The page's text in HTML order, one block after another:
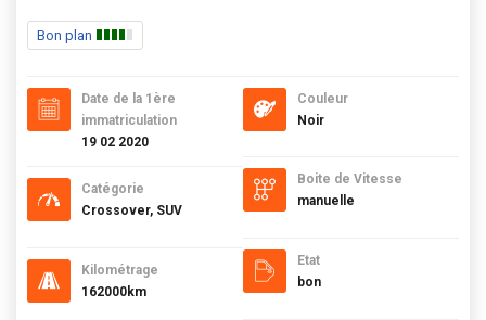
Bon plan
Date de la 1ère
immatriculation
19 02 2020
Catégorie
Crossover, SUV
Kilométrage
162000km
Couleur
Noir
Boite de Vitesse
manuelle
Etat
bon